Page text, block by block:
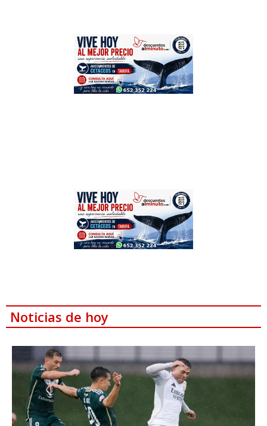
Noticias de hoy